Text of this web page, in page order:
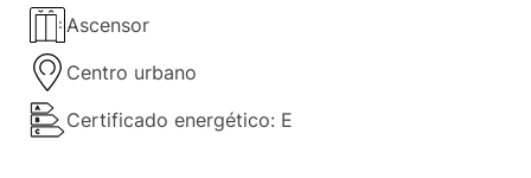
Ascensor
Centro urbano
Certificado energético: E